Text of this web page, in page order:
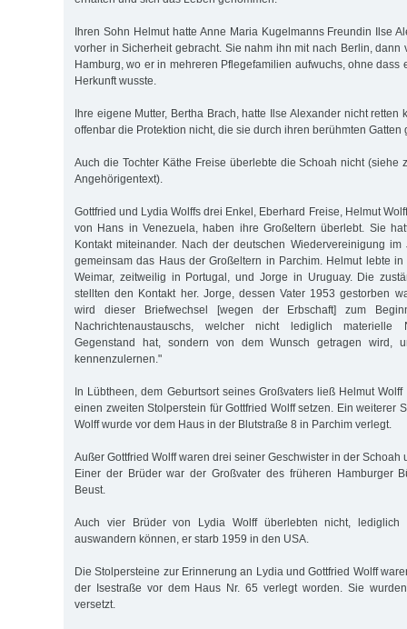
Ihren Sohn Helmut hatte Anne Maria Kugelmanns Freundin Ilse
vorher in Sicherheit gebracht. Sie nahm ihn mit nach Berlin, dann
Hamburg, wo er in mehreren Pflegefamilien aufwuchs, ohne dass
Herkunft wusste.
Ihre eigene Mutter, Bertha Brach, hatte Ilse Alexander nicht retten
offenbar die Protektion nicht, die sie durch ihren berühmten Gatten
Auch die Tochter Käthe Freise überlebte die Schoah nicht (siehe
Angehörigentext).
Gottfried und Lydia Wolffs drei Enkel, Eberhard Freise, Helmut
von Hans in Venezuela, haben ihre Großeltern überlebt. Sie
Kontakt miteinander. Nach der deutschen Wiedervereinigung
gemeinsam das Haus der Großeltern in Parchim. Helmut lebte
Weimar, zeitweilig in Portugal, und Jorge in Uruguay. Die
stellten den Kontakt her. Jorge, dessen Vater 1953 gestorben
wird dieser Briefwechsel [wegen der Erbschaft] zum
Nachrichtenaustauschs, welcher nicht lediglich materielle
Gegenstand hat, sondern von dem Wunsch getragen wird,
kennenzulernen."
In Lübtheen, dem Geburtsort seines Großvaters ließ Helmut
einen zweiten Stolperstein für Gottfried Wolff setzen. Ein weiterer
Wolff wurde vor dem Haus in der Blutstraße 8 in Parchim verlegt.
Außer Gottfried Wolff waren drei seiner Geschwister in der Schoah
Einer der Brüder war der Großvater des früheren Hamburger
Beust.
Auch vier Brüder von Lydia Wolff überlebten nicht, lediglich
auswandern können, er starb 1959 in den USA.
Die Stolpersteine zur Erinnerung an Lydia und Gottfried Wolff
der Isestraße vor dem Haus Nr. 65 verlegt worden. Sie
versetzt.